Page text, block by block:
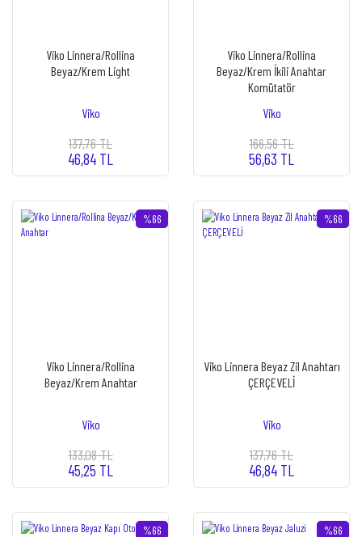
Viko Linnera/Rollina
Beyaz/Krem Light
Viko
137,76 TL
46,84 TL
Viko Linnera/Rollina
Beyaz/Krem İkili Anahtar
Komütatör
Viko
166,56 TL
56,63 TL
%66
Viko Linnera/Rollina
Beyaz/Krem Anahtar
Viko
133,08 TL
45,25 TL
%66
Viko Linnera Beyaz Zil Anahtarı
ÇERÇEVELİ
Viko
137,76 TL
46,84 TL
%66 %66